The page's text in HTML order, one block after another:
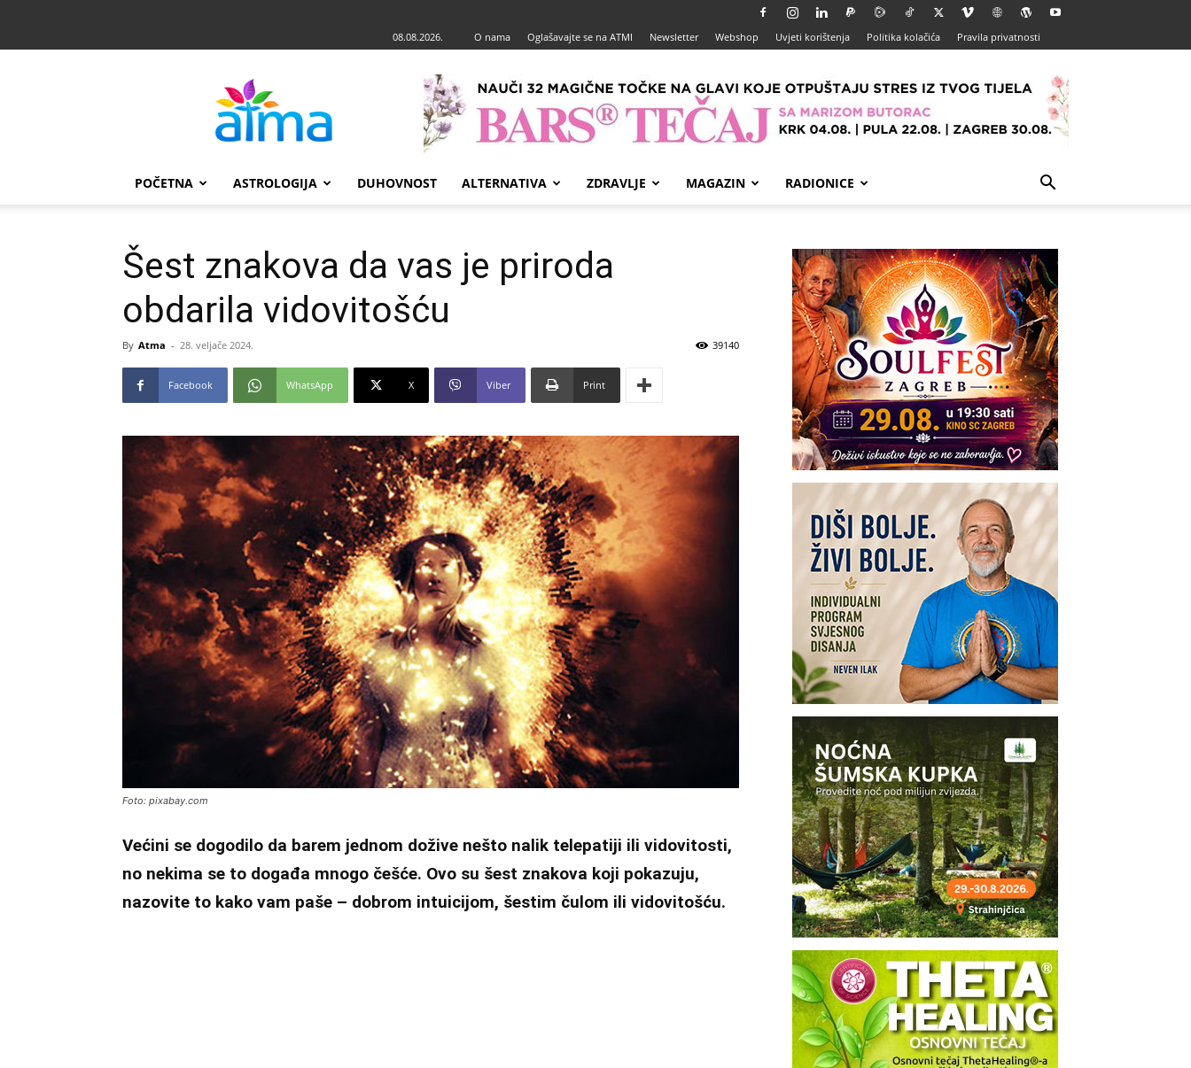
08.08.2026. O nama Oglašavajte se na ATMI Newsletter Webshop Uvjeti korištenja Politika kolačića Pravila privatnosti
POČETNA ASTROLOGIJA DUHOVNOST ALTERNATIVA ZDRAVLJE MAGAZIN RADIONICE
Šest znakova da vas je priroda
obdarila vidovitošću
By Atma - 28. veljače 2024. 39140
Facebook WhatsApp X Viber Print
Foto: pixabay.com
Većini se dogodilo da barem jednom dožive nešto nalik telepatiji ili vidovitosti,
no nekima se to događa mnogo češće. Ovo su šest znakova koji pokazuju,
nazovite to kako vam paše – dobrom intuicijom, šestim čulom ili vidovitošću.